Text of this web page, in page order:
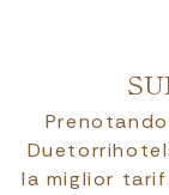
la miglior